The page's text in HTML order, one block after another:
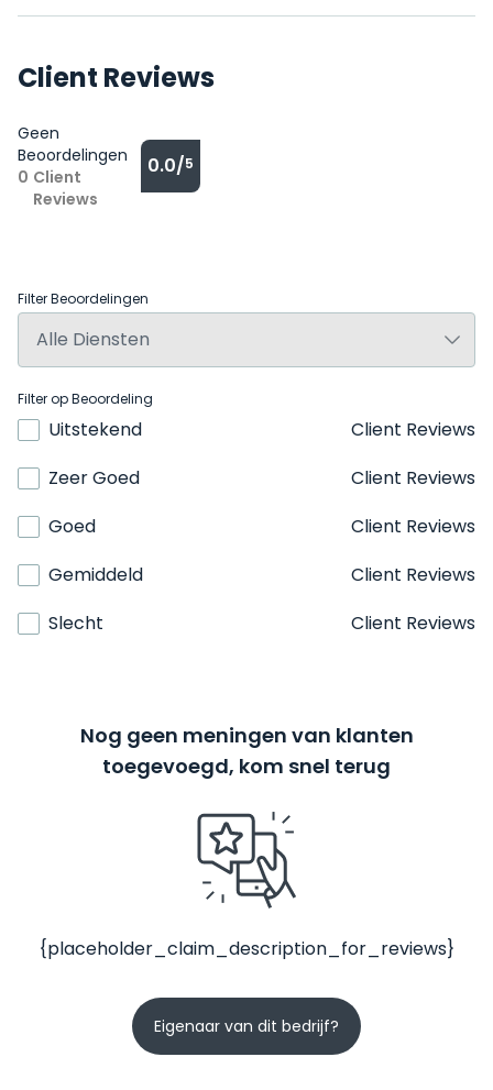
Client Reviews
Geen
Beoordelingen
0 Client
Reviews
0.0/5
Filter Beoordelingen
Filter op Beoordeling
Uitstekend
Client Reviews
Zeer Goed
Client Reviews
Goed
Client Reviews
Gemiddeld
Client Reviews
Slecht
Client Reviews
Nog geen meningen van klanten
toegevoegd, kom snel terug
{placeholder_claim_description_for_reviews}
Eigenaar van dit bedrijf?